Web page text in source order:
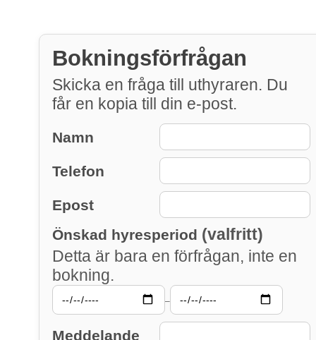
Bokningsförfrågan
Skicka en fråga till uthyraren. Du
får en kopia till din e-post.
Namn
Telefon
Epost
Önskad hyresperiod (valfritt)
Detta är bara en förfrågan, inte en
bokning.
–
Meddelande